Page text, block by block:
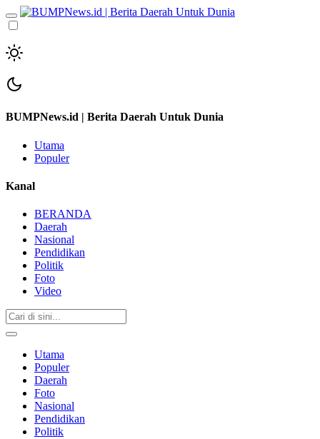
BUMPNews.id | Berita Daerah Untuk Dunia
Utama
Populer
Kanal
BERANDA
Daerah
Nasional
Pendidikan
Politik
Foto
Video
Utama
Populer
Daerah
Foto
Nasional
Pendidikan
Politik